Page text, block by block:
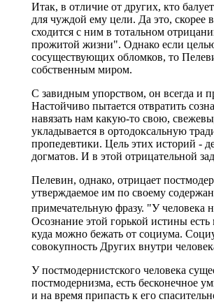
Итак, в отличие от других, кто
для чуждой ему цели. Да это,
сходится с ним в тотальном
прожитой жизни". Однако если целью
сосуществующих обломков, то
собственным миром.
С завидным упорством, он всегда и
Настойчиво пытается отвратить
навязать нам какую-то свою,
укладывается в ортодоксальную
пропедевтики. Цель этих историй -
догматов. И в этой отрицательной
Пелевин, однако, отрицает
утверждаемое им по своему
примечательную фразу. "У человека
Осознание этой горькой истины
куда можно бежать от социума.
совокупность Других внутри
У постмодернистского человека
постмодернизма, есть бесконечное
и на время припасть к его